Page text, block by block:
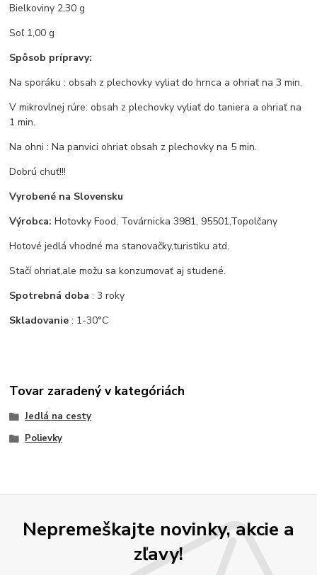
Bielkoviny 2,30 g
Soľ 1,00 g
Spôsob prípravy:
Na sporáku : obsah z plechovky vyliat do hrnca a ohriať na 3 min.
V mikrovlnej rúre: obsah z plechovky vyliať do taniera a ohriať na
1 min.
Na ohni : Na panvici ohriat obsah z plechovky na 5 min.
Dobrú chuť!!!
Vyrobené na Slovensku
Výrobca: Hotovky Food, Továrnicka 3981, 95501,Topolčany
Hotové jedlá vhodné ma stanovačky,turistiku atd.
Stačí ohriať,ale možu sa konzumovať aj studené.
Spotrebná doba : 3 roky
Skladovanie : 1-30°C
Tovar zaradený v kategóriách
Jedlá na cesty
Polievky
Nepremeškajte novinky, akcie a
zľavy!